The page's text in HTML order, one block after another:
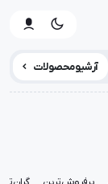
آرشیو محصولات